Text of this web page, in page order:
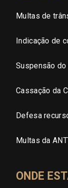
Multas de
Indicação de
Suspensão
Cassação da
Defesa
Multas da
ONDE